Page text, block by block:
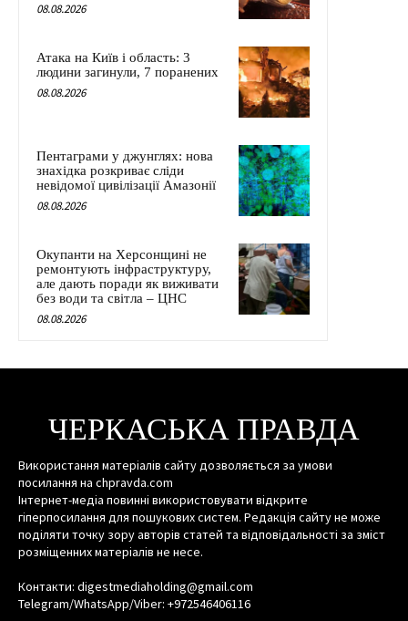
08.08.2026
Атака на Київ і область: 3
людини загинули, 7 поранених
08.08.2026
Пентаграми у джунглях: нова
знахідка розкриває сліди
невідомої цивілізації Амазонії
08.08.2026
Окупанти на Херсонщині не
ремонтують інфраструктуру,
але дають поради як виживати
без води та світла – ЦНС
08.08.2026
ЧЕРКАСЬКА ПРАВДА
Використання матеріалів сайту дозволяється за умови
посилання на chpravda.com
Інтернет-медіа повинні використовувати відкрите
гіперпосилання для пошукових систем. Редакція сайту не може
поділяти точку зору авторів статей та відповідальності за зміст
розміщенних матеріалів не несе.
Контакти: digestmediaholding@gmail.com
Telegram/WhatsApp/Viber: +972546406116